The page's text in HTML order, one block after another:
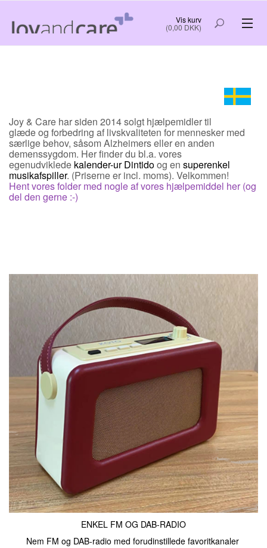
Vis kurv
(0,00 DKK)
KREATIV HYGGE
NYTTIG INFORMATION OG GODE TIP
FORSIDE OM OS
Joy & Care har siden 2014 solgt hjælpemidler til
glæde og forbedring af livskvaliteten for mennesker med
særlige behov, såsom Alzheimers eller en anden
demenssygdom. Her finder du bl.a. vores
egenudviklede kalender-ur Dintidoog en superenkel
musikafspiller. (Priserne er incl. moms). Velkommen!
Hent vores folder med nogle af vores hjælpemiddel her (og
del den gerne :-)
ENKEL FM OG DAB-RADIO
Nem FM og DAB-radio med forudinstillede favoritkanaler